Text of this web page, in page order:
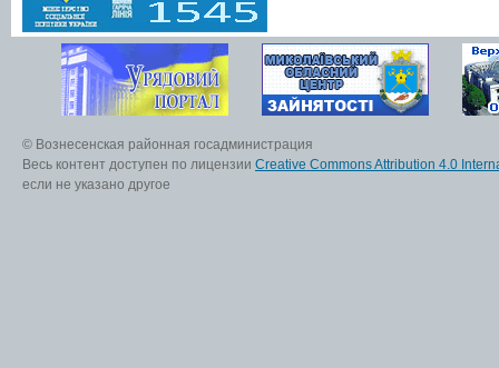
© Вознесенская районная госадминистрация
Весь контент доступен по лицензии Creative Commons Attribution 4.0
если не указано другое